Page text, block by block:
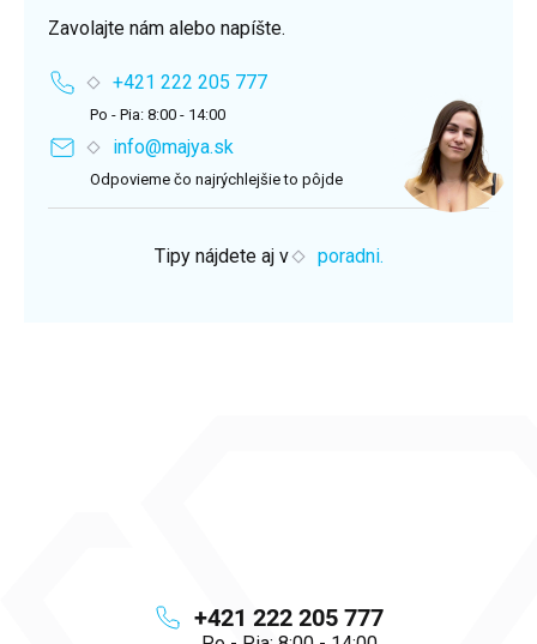
+421 222 205 777
Zavolajte nám alebo napíšte.
+421 222 205 777
Po - Pia: 8:00 - 14:00
info@majya.sk
Odpovieme čo najrýchlejšie to pôjde
Tipy nájdete aj v poradni.